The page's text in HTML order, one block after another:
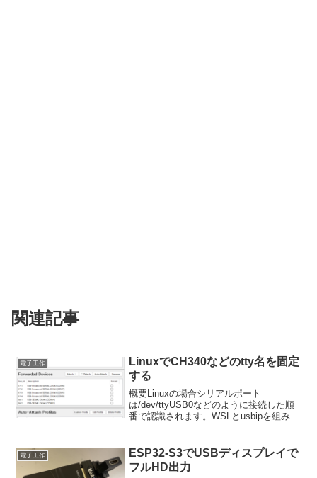
関連記事
電子工作
LinuxでCH340などのtty名を固定
する
概要Linuxの場合シリアルポート
は/dev/ttyUSB0などのように接続した順
番で認識されます。WSLとusbipを組み合
てしまいます。そこで認識したトリガー
を使っ...
電子工作
ESP32-S3でUSBディスプレイで
フルHD出力